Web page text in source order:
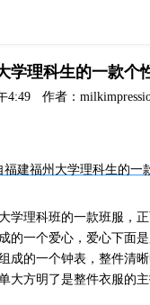
学理科生的一款个
4:49 作者：
学理科班的一款班服，
的一个爱心，爱心下面
成的一个钟表，整件清
大方明了是整件衣服的主